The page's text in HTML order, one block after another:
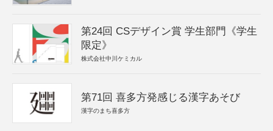
第24回 CSデザイン賞 学生部門《学生
限定》
株式会社中川ケミカル
第71回 喜多方発感じる漢字あそび
漢字のまち喜多方